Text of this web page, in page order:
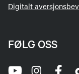
Digitalt
FØLG OSS